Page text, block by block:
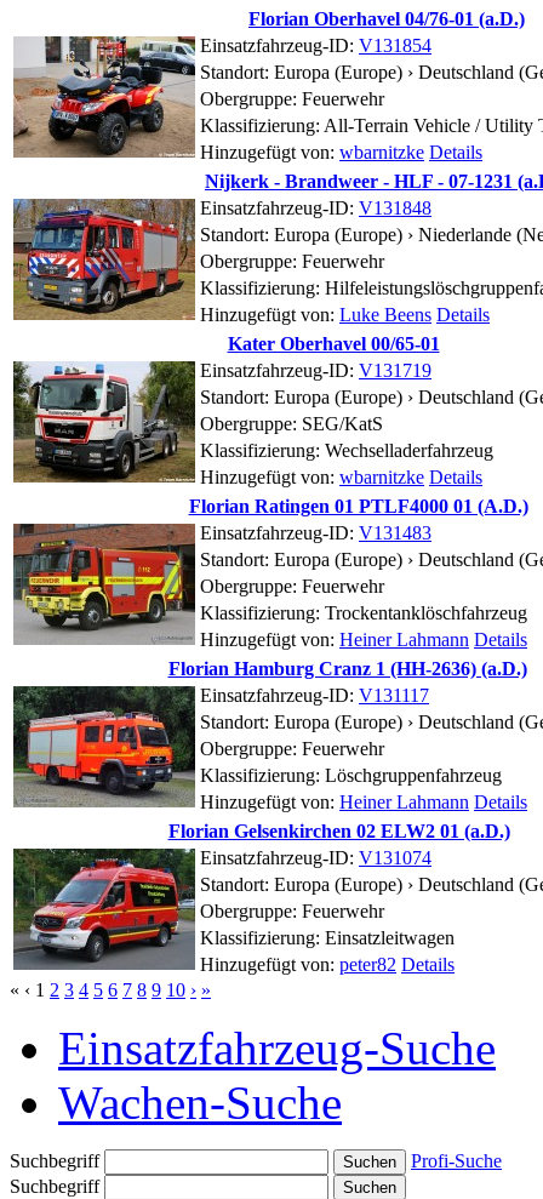
Florian Oberhavel 04/76-01 (a.D.)
Einsatzfahrzeug-ID: V131854
Standort: Europa (Europe) › Deutschland
Obergruppe: Feuerwehr
Klassifizierung: All-Terrain Vehicle / Utility
Hinzugefügt von: wbarnitzke Details
Nijkerk - Brandweer - HLF - 07-1231
Einsatzfahrzeug-ID: V131848
Standort: Europa (Europe) › Niederlande
Obergruppe: Feuerwehr
Klassifizierung:
Hinzugefügt von: Luke Beens Details
Kater Oberhavel 00/65-01
Einsatzfahrzeug-ID: V131719
Standort: Europa (Europe) › Deutschland
Obergruppe: SEG/KatS
Klassifizierung: Wechselladerfahrzeug
Hinzugefügt von: wbarnitzke Details
Florian Ratingen 01 PTLF4000 01 (A.D.)
Einsatzfahrzeug-ID: V131483
Standort: Europa (Europe) › Deutschland
Obergruppe: Feuerwehr
Klassifizierung: Trockentanklöschfahrzeug
Hinzugefügt von: Heiner Lahmann Details
Florian Hamburg Cranz 1 (HH-2636) (a.D.)
Einsatzfahrzeug-ID: V131117
Standort: Europa (Europe) › Deutschland
Obergruppe: Feuerwehr
Klassifizierung: Löschgruppenfahrzeug
Hinzugefügt von: Heiner Lahmann Details
Florian Gelsenkirchen 02 ELW2 01 (a.D.)
Einsatzfahrzeug-ID: V131074
Standort: Europa (Europe) › Deutschland
Obergruppe: Feuerwehr
Klassifizierung: Einsatzleitwagen
Hinzugefügt von: peter82 Details
« ‹ 1 2 3 4 5 6 7 8 9 10 › »
Einsatzfahrzeug-Suche
Wachen-Suche
Suchbegriff
Profi-Suche
Suchbegriff